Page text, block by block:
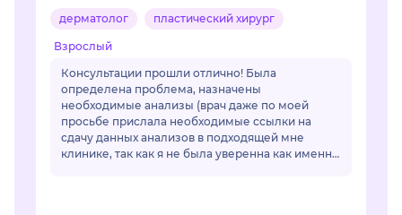
дерматолог пластический хирург
Взрослый
Консультации прошли отлично! Была
определена проблема, назначены
необходимые анализы (врач даже по моей
просьбе прислала необходимые ссылки на
сдачу данных анализов в подходящей мне
клинике, так как я не была уверенна как именно